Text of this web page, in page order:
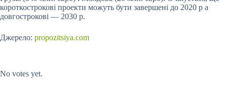
короткострокові проекти можуть бути завершені до 2020 р а
довгострокові — 2030 р.
Джерело: propozitsiya.com
No votes yet.